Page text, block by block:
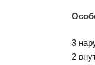
3
2